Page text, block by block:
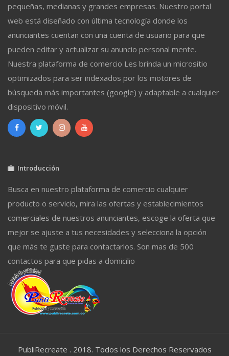
pequeñas, medianas y grandes empresas. Nuestro portal
web está diseñado con última tecnología donde los
anunciantes cuentan con una cuenta de usuario para que
pueden editar y actualizar su anuncio personal mente.
Nuestra plataforma de comercio Les brinda un micrositio
optimizados para ser indexados por los motores de
búsqueda más importantes (google) y adaptable a cualquier
dispositivo móvil.
Introducción
Busca en nuestro plataforma de comercio cualquier
producto o servicio, mira las ofertas y establecimientos
comerciales de nuestros anunciantes, escoge la oferta que
mejor se ajuste a tus necesidades y selecciona la opción
que más te guste para contactarlos. Son mas de 500
contactos para que pidas a domicilio
PubliRecreate . 2018. Todos los Derechos Reservados